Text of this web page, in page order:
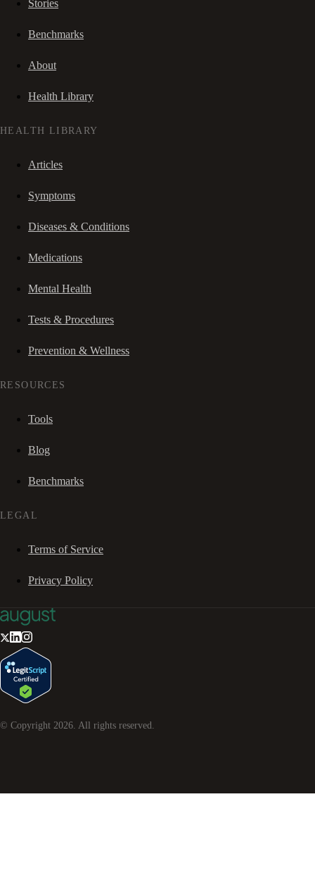
Stories
Benchmarks
About
Health Library
HEALTH LIBRARY
Articles
Symptoms
Diseases & Conditions
Medications
Mental Health
Tests & Procedures
Prevention & Wellness
RESOURCES
Tools
Blog
Benchmarks
LEGAL
Terms of Service
Privacy Policy
© Copyright 2026 . All rights reserved.